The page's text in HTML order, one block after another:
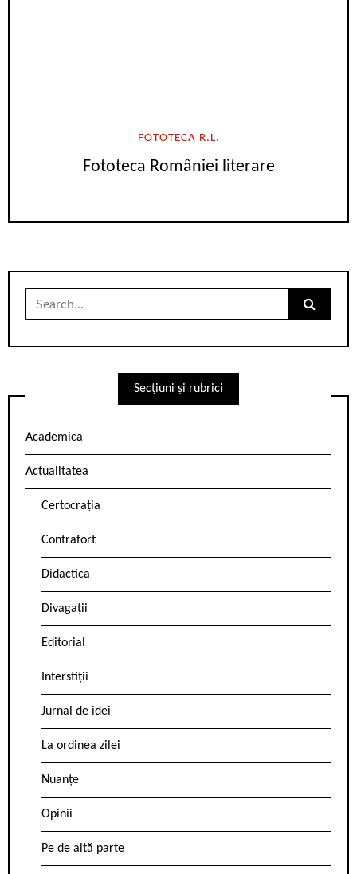
FOTOTECA R.L.
Fototeca României literare
Search
Secțiuni și rubrici
Academica
Actualitatea
Certocrația
Contrafort
Didactica
Divagații
Editorial
Interstiții
Jurnal de idei
La ordinea zilei
Nuanțe
Opinii
Pe de altă parte